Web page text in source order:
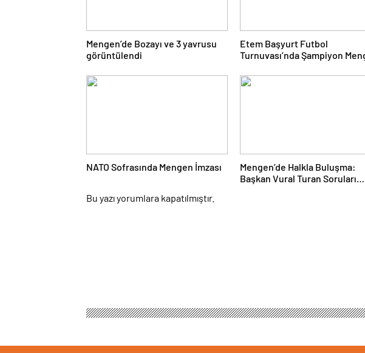
Mengen’de Bozayı ve 3 yavrusu
görüntülendi
Etem Başyurt Futbol
Turnuvası’nda Şampiyon
NATO Sofrasında Mengen İmzası
Mengen’de Halkla Buluşma:
Başkan Vural Turan Soruları
Bu yazı yorumlara kapatılmıştır.